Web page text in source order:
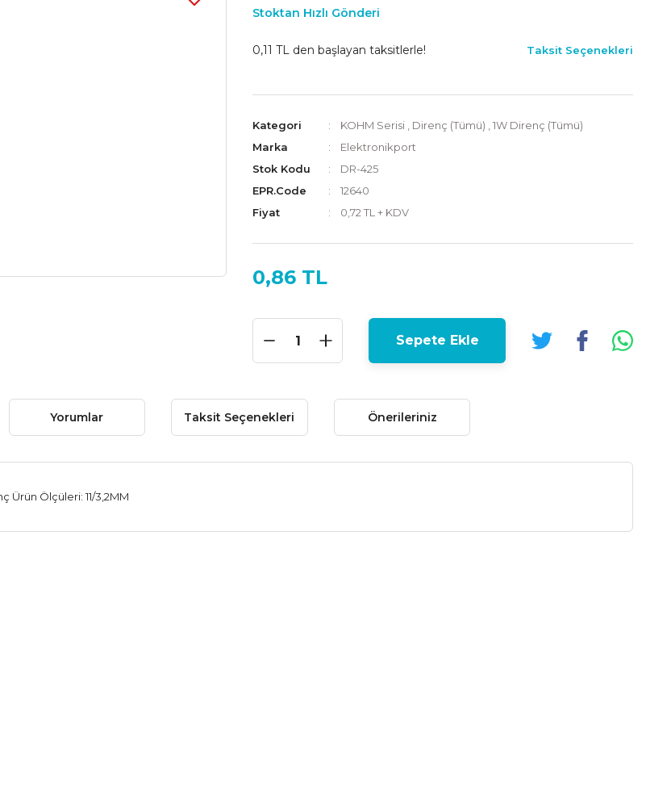
Stoktan Hızlı Gönderi
0,11 TL den başlayan taksitlerle! Taksit Seçenekleri
Kategori KOHM Serisi Direnç (Tümü) ,1W Direnç (Tümü)
Marka
Elektronikport
Stok Kodu
DR-425
EPR.Code
12640
Fiyat
0,72 TL + KDV
0,86 TL
Sepete Ekle
Yorumlar Taksit Seçenekleri Önerileriniz
Ürün Ölçüleri: 11/3,2MM